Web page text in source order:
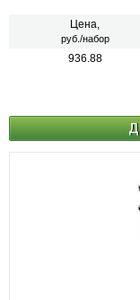
Цена,
руб./набор
936.88